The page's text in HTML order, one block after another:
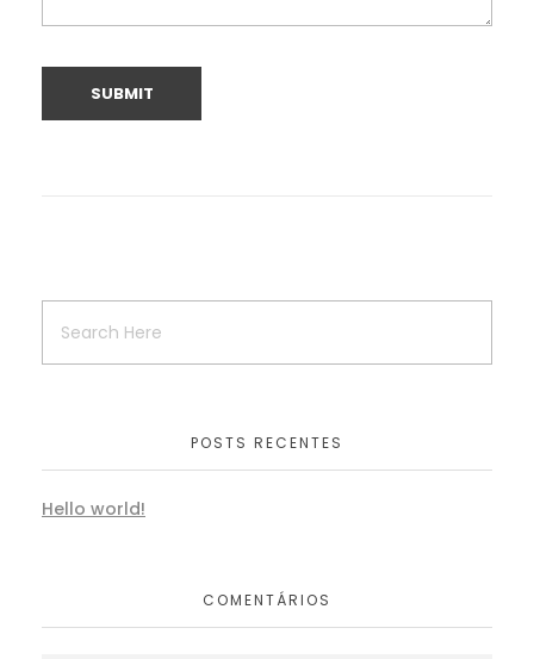
POSTS RECENTES
Hello world!
COMENTÁRIOS